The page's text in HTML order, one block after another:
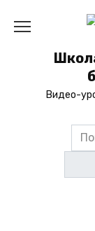
Видео-